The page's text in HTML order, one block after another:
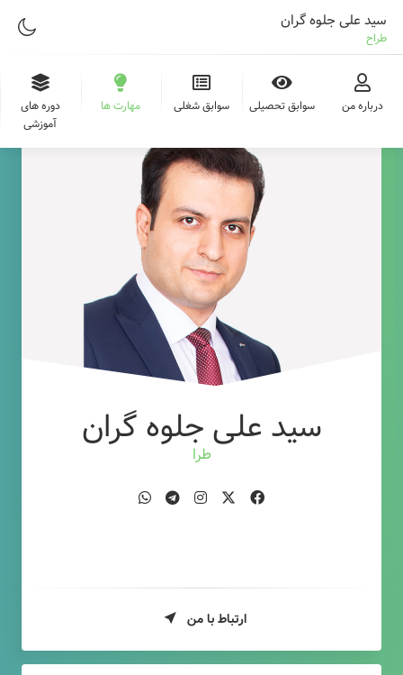
سید علی جلوه گران
طراح وب
درباره من سوابق تحصیلی سوابق شغلی مهارت ها
دوره های
آموزشی
سید علی جلوه گران
طراح وب
ارتباط با من